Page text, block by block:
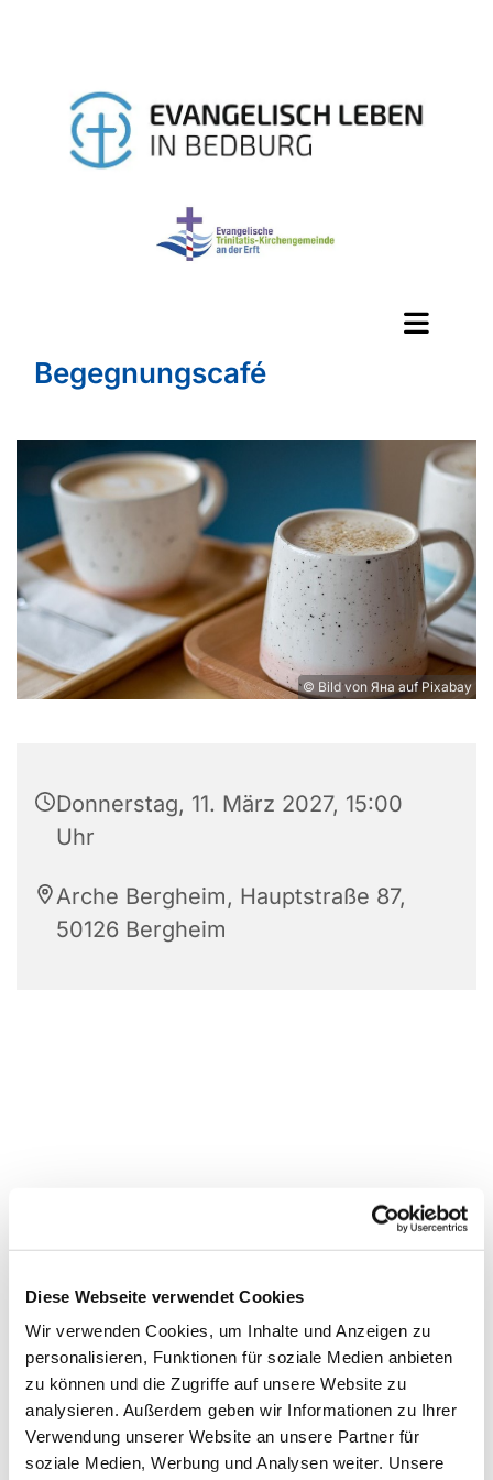
Diese Webseite verwendet Cookies
Wir verwenden Cookies, um Inhalte und Anzeigen zu
personalisieren, Funktionen für soziale Medien anbieten
zu können und die Zugriffe auf unsere Website zu
analysieren. Außerdem geben wir Informationen zu Ihrer
Verwendung unserer Website an unsere Partner für
soziale Medien, Werbung und Analysen weiter. Unsere
Begegnungscafé
© Bild von Яна auf Pixabay
Donnerstag, 11. März 2027, 15:00
Uhr
Arche Bergheim, Hauptstraße 87,
50126 Bergheim